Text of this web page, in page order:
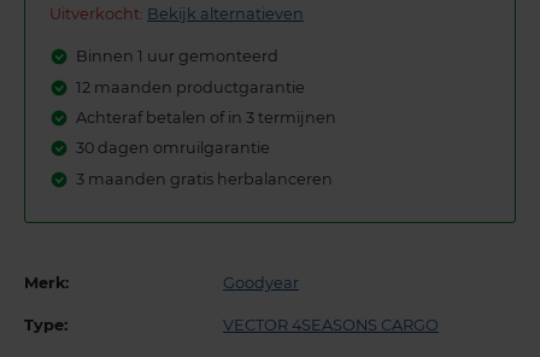
Uitverkocht: Bekijk alternatieven
Binnen 1 uur gemonteerd
12 maanden productgarantie
Achteraf betalen of in 3 termijnen
30 dagen omruilgarantie
3 maanden gratis herbalanceren
Merk: Goodyear
Type: VECTOR 4SEASONS CARGO